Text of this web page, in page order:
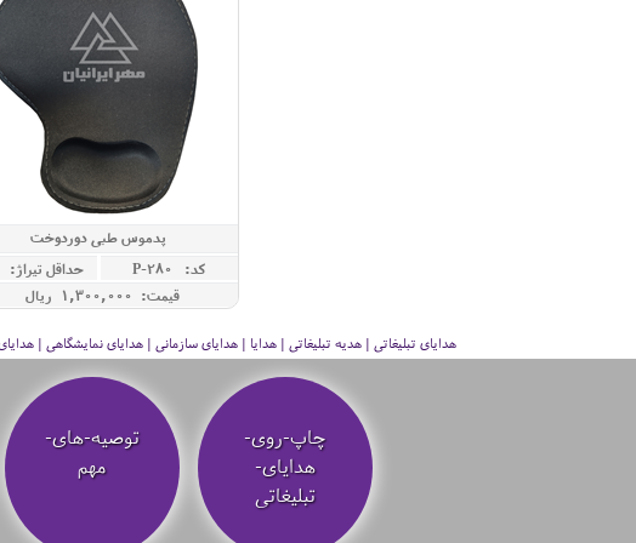
پدموس طبی دوردوخت
کد: P-280
حداقل تيراژ: 300
قیمت: 1,300,000 ريال
هدایای تبلیغاتی | هدیه تبلیغاتی | هدایا | هدایای سازمانی | هدایای نمایشگاهی |
چاپ-روی-
هدایای-
تبلیغاتی
توصیه‌-های-
مهم